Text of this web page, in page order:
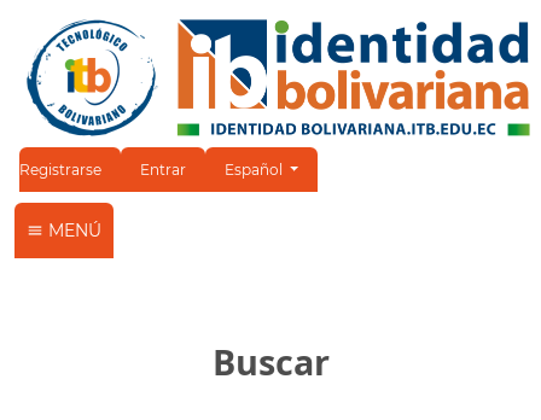
Registrarse Entrar Cambiar el idioma. El idioma actual es:
Español
MENÚ
Buscar